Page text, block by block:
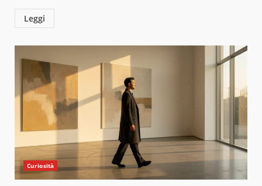
Leggi
Curiosità